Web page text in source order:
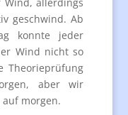
geschwind. Ab
konnte jeder
Wind nicht so
Theorieprüfung
aber wir
morgen.